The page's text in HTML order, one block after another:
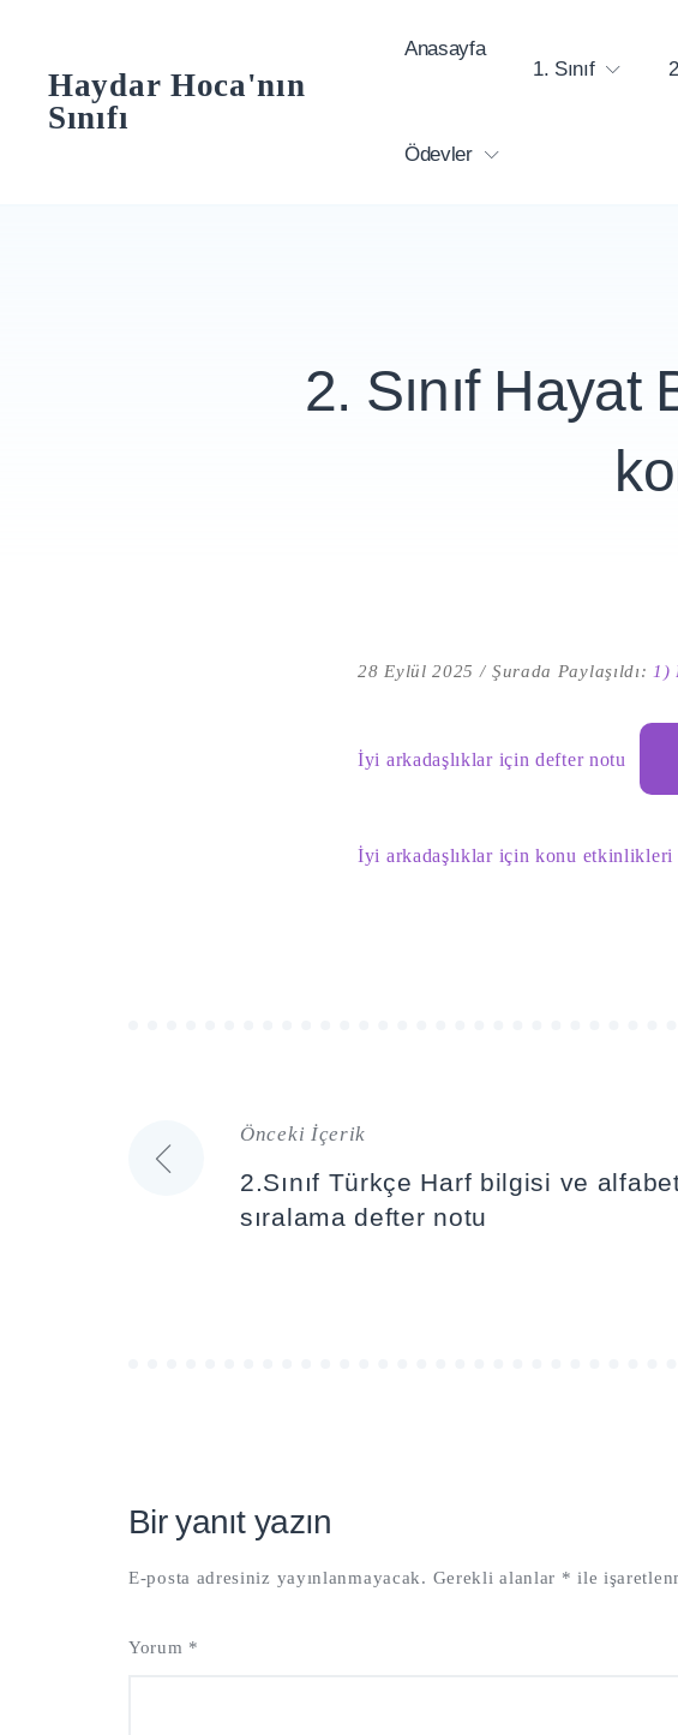
contentHaydar Hoca'nın
Sınıfı
Anasayfa
1. Sınıf
Ödevler
2. Sınıf Hayat
28 Eylül 2025 Şurada Paylaşıldı: 1)
İyi arkadaşlıklar için defter notu
İyi arkadaşlıklar için konu etkinlikleri
Yazı
gezinmesi
Önceki İçerik
2.Sınıf Türkçe Harf bilgisi ve
sıralama defter notu
Bir yanıt yazın
E-posta adresiniz yayınlanmayacak. Gerekli alanlar * ile
Yorum *